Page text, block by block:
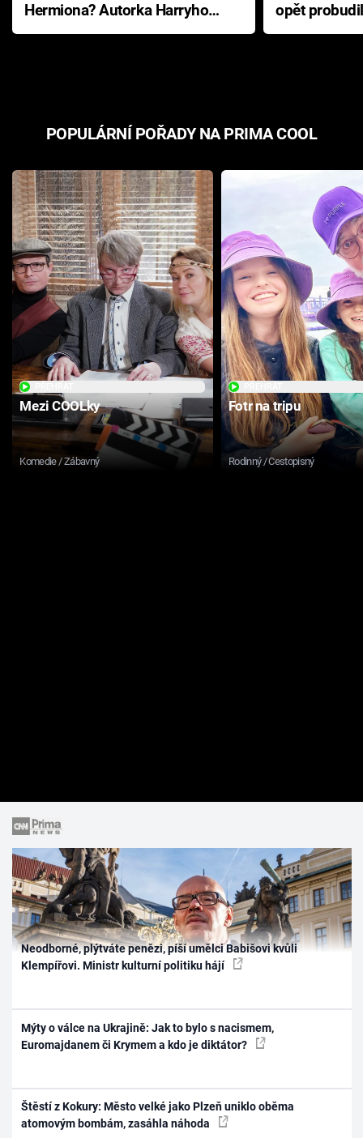
Hermiona? Autorka Harryho
Pottera přišla s ráznou
opět
přichází s
POPULÁRNÍ POŘADY NA PRIMA COOL
Mezi COOLky
Komedie / Zábavný
Fotr na tripu
Rodinný / Cestopisný
Neodborné, plýtváte penězi, píší umělci Babišovi kvůli
Klempířovi. Ministr kulturní politiku hájí
Mýty o válce na Ukrajině: Jak to bylo s nacismem,
Euromajdanem či Krymem a kdo je diktátor?
Štěstí z Kokury: Město velké jako Plzeň uniklo oběma
atomovým bombám, zasáhla náhoda